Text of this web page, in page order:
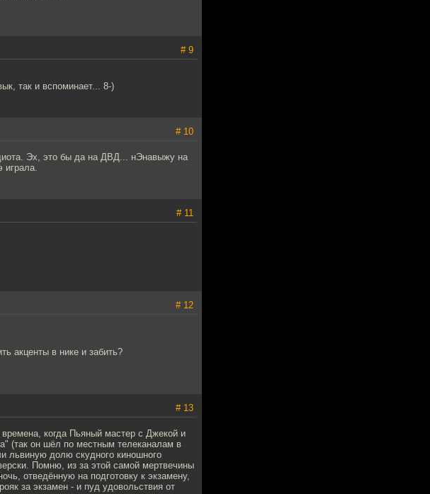
# 9
так и вспоминает... 8-)
# 10
Эх, это бы да на ДВД... нЭнавыжу на
играла.
# 11
# 12
акценты в нике и забить?
# 13
когда Пьяный мастер с Джекой и
(так он шёл по местным телеканалам в
львиную долю скудного киношного
Помню, из за этой самой мертвечины
отведённую на подготовку к экзамену,
за экзамен - и пуд удовольствия от